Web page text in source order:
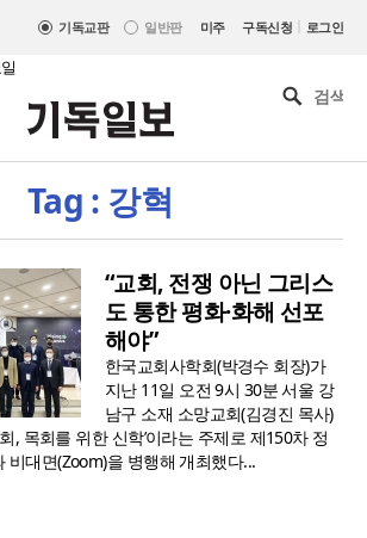
기독교판 일반판 미주 구독신청 | 로그인
Tag : 강혁
“교회, 전쟁 아닌 그리스
도 통한 평화·화해 선포
해야”
한국교회사학회(박경수 회장)가
지난 11일 오전 9시 30분 서울 강
남구 소재 소망교회(김경진 목사)
, 목회를 위한 신학’이라는 주제로 제150차 정
비대면(Zoom)을 병행해 개최했다...